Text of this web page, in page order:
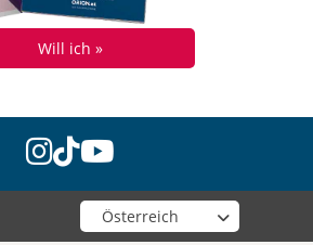
Will ich »
instagram
tiktok
youtube
Wähle deinen Shop